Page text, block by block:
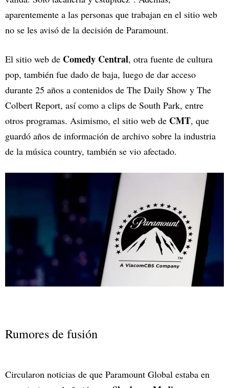
aparentemente a las personas que trabajan en el sitio web
no se les avisó de la decisión de Paramount.
El sitio web de Comedy Central, otra fuente de cultura
pop, también fue dado de baja, luego de dar acceso
durante 25 años a contenidos de The Daily Show y The
Colbert Report, así como a clips de South Park, entre
otros programas. Asimismo, el sitio web de CMT, que
guardó años de información de archivo sobre la industria
de la música country, también se vio afectado.
Rumores de fusión
Circularon noticias de que Paramount Global estaba en